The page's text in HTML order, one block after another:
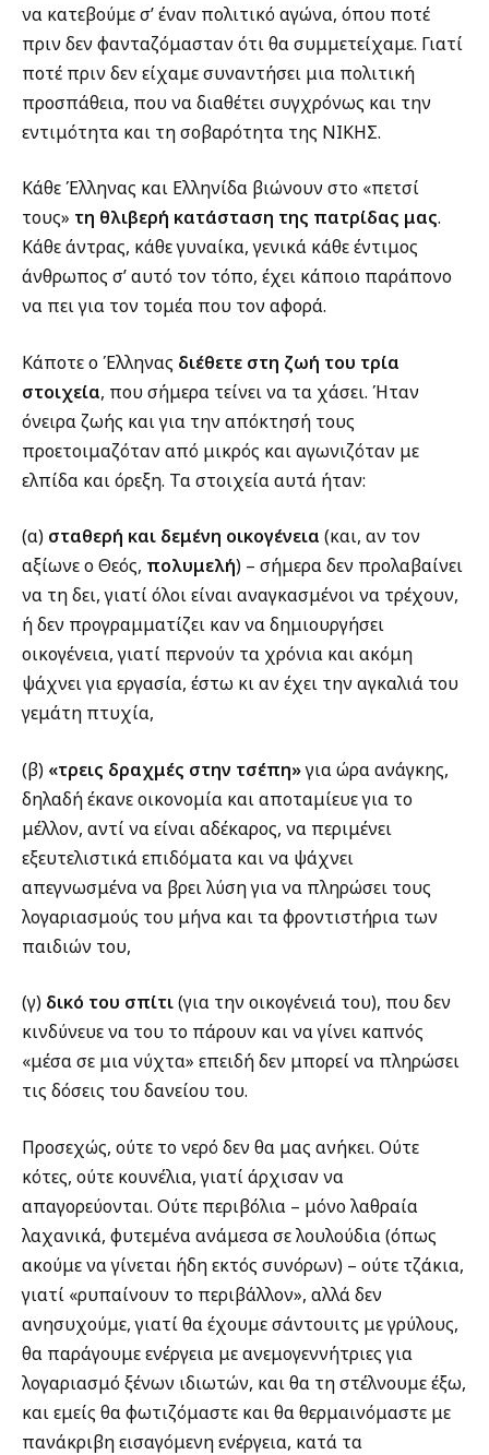
να κατεβούμε σ’ έναν πολιτικό αγώνα, όπου ποτέ
πριν δεν φανταζόμασταν ότι θα συμμετείχαμε. Γιατί
ποτέ πριν δεν είχαμε συναντήσει μια πολιτική
προσπάθεια, που να διαθέτει συγχρόνως και την
εντιμότητα και τη σοβαρότητα της ΝΙΚΗΣ.
Κάθε Έλληνας και Ελληνίδα βιώνουν στο «πετσί
τους» τη θλιβερή κατάσταση της πατρίδας μας.
Κάθε άντρας, κάθε γυναίκα, γενικά κάθε έντιμος
άνθρωπος σ’ αυτό τον τόπο, έχει κάποιο παράπονο
να πει για τον τομέα που τον αφορά.
Κάποτε ο Έλληνας διέθετε στη ζωή του τρία
στοιχεία, που σήμερα τείνει να τα χάσει. Ήταν
όνειρα ζωής και για την απόκτησή τους
προετοιμαζόταν από μικρός και αγωνιζόταν με
ελπίδα και όρεξη. Τα στοιχεία αυτά ήταν:
(α) σταθερή και δεμένη οικογένεια (και, αν τον
αξίωνε ο Θεός, πολυμελή) – σήμερα δεν προλαβαίνει
να τη δει, γιατί όλοι είναι αναγκασμένοι να τρέχουν,
ή δεν προγραμματίζει καν να δημιουργήσει
οικογένεια, γιατί περνούν τα χρόνια και ακόμη
ψάχνει για εργασία, έστω κι αν έχει την αγκαλιά του
γεμάτη πτυχία,
(β) «τρεις δραχμές στην τσέπη»για ώρα ανάγκης,
δηλαδή έκανε οικονομία και αποταμίευε για το
μέλλον, αντί να είναι αδέκαρος, να περιμένει
εξευτελιστικά επιδόματα και να ψάχνει
απεγνωσμένα να βρει λύση για να πληρώσει τους
λογαριασμούς του μήνα και τα φροντιστήρια των
παιδιών του,
(γ) δικό του σπίτι(για την οικογένειά του), που δεν
κινδύνευε να του το πάρουν και να γίνει καπνός
«μέσα σε μια νύχτα» επειδή δεν μπορεί να πληρώσει
τις δόσεις του δανείου του.
Προσεχώς, ούτε το νερό δεν θα μας ανήκει. Ούτε
κότες, ούτε κουνέλια, γιατί άρχισαν να
απαγορεύονται. Ούτε περιβόλια – μόνο λαθραία
λαχανικά, φυτεμένα ανάμεσα σε λουλούδια (όπως
ακούμε να γίνεται ήδη εκτός συνόρων) – ούτε τζάκια,
γιατί «ρυπαίνουν το περιβάλλον», αλλά δεν
ανησυχούμε, γιατί θα έχουμε σάντουιτς με γρύλους,
θα παράγουμε ενέργεια με ανεμογεννήτριες για
λογαριασμό ξένων ιδιωτών, και θα τη στέλνουμε έξω,
και εμείς θα φωτιζόμαστε και θα θερμαινόμαστε με
πανάκριβη εισαγόμενη ενέργεια, κατά τα